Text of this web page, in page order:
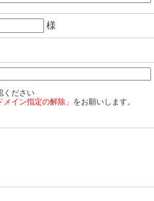
様
ください
メイン指定の解除」 をお願いします。